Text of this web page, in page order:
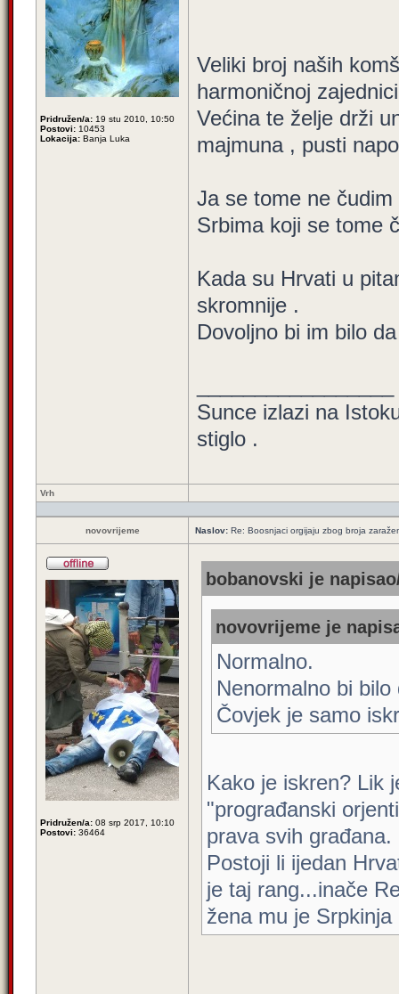
Pridružen/a: 19 stu 2010, 10:50
Postovi: 10453
Lokacija: Banja Luka
Veliki broj naših
harmoničnoj
Većina te želje drži
majmuna , pusti
Ja se tome ne
Srbima koji se tome
Kada su Hrvati u
skromnije .
Dovoljno bi im bilo
Sunce izlazi na
stiglo .
Vrh
novovrijeme Naslov: Re: Boosnjaci orgijaju zbog broja
Pridružen/a: 08 srp 2017, 10:10
Postovi: 36464
bobanovski je
novovrijeme je
Normalno.
Nenormalno bi
Čovjek je samo
Kako je iskren? Lik
"prograđanski
prava svih građana.
Postoji li ijedan
je taj rang...inače
žena mu je Srpkinja